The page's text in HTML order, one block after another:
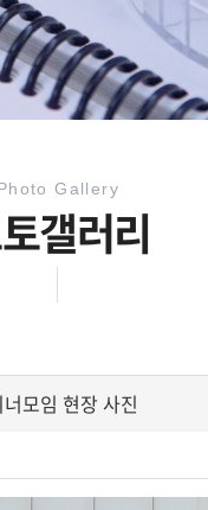
Gallery
갤러리
모임 현장 사진